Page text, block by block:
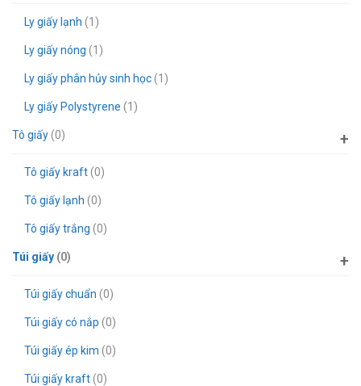
Ly giấy lạnh (1)
Ly giấy nóng (1)
Ly giấy phân hủy sinh học(1)
Ly giấy Polystyrene (1)
Tô giấy(0)
Tô giấy kraft(0)
Tô giấy lạnh (0)
Tô giấy trắng (0)
Túi giấy (0)
Túi giấy chuẩn (0)
Túi giấy có nắp (0)
Túi giấy ép kim (0)
Túi giấy kraft(0)